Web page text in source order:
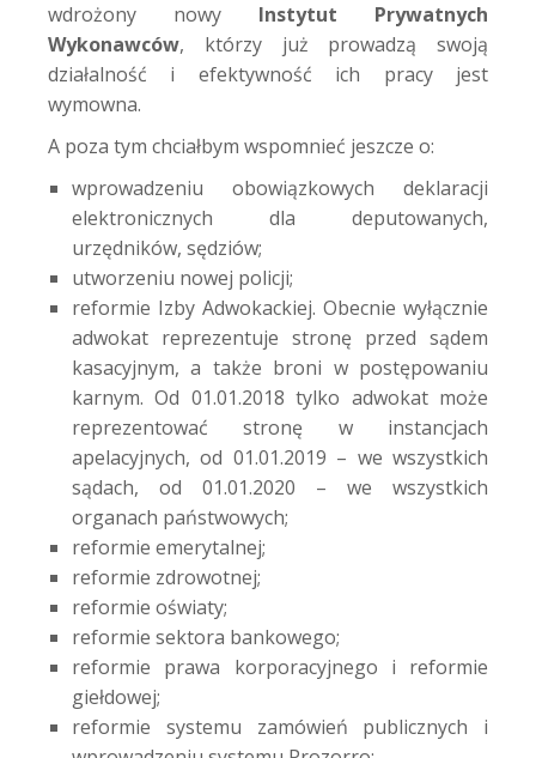
wdrożony nowy Instytut Prywatnych
Wykonawców, którzy już prowadzą swoją
działalność i efektywność ich pracy jest
wymowna.
A poza tym chciałbym wspomnieć jeszcze o:
wprowadzeniu obowiązkowych deklaracji
elektronicznych dla deputowanych,
urzędników, sędziów;
utworzeniu nowej policji;
reformie Izby Adwokackiej. Obecnie wyłącznie
adwokat reprezentuje stronę przed sądem
kasacyjnym, a także broni w postępowaniu
karnym. Od 01.01.2018 tylko adwokat może
reprezentować stronę w instancjach
apelacyjnych, od 01.01.2019 – we wszystkich
sądach, od 01.01.2020 – we wszystkich
organach państwowych;
reformie emerytalnej;
reformie zdrowotnej;
reformie oświaty;
reformie sektora bankowego;
reformie prawa korporacyjnego i reformie
giełdowej;
reformie systemu zamówień publicznych i